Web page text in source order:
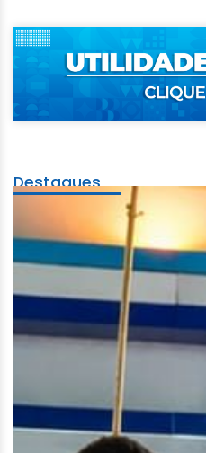
Destaques